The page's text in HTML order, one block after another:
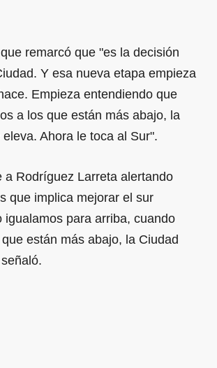
remarcó que "es la decisión
Y esa nueva etapa empieza
Empieza entendiendo que
a los que están más abajo, la
Ahora le toca al Sur".
a Rodríguez Larreta alertando
que implica mejorar el sur
igualamos para arriba, cuando
están más abajo, la Ciudad